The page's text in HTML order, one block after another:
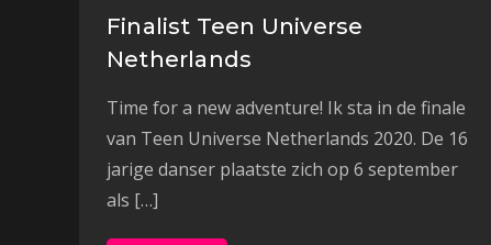
Finalist Teen Universe
Netherlands
Time for a new adventure! Ik sta in de finale
van Teen Universe Netherlands 2020. De 16
jarige danser plaatste zich op 6 september
als […]